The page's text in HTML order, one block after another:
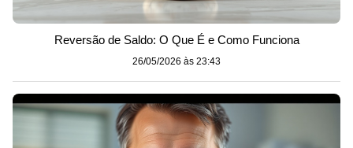
Reversão de Saldo: O Que É e Como Funciona
26/05/2026 às 23:43